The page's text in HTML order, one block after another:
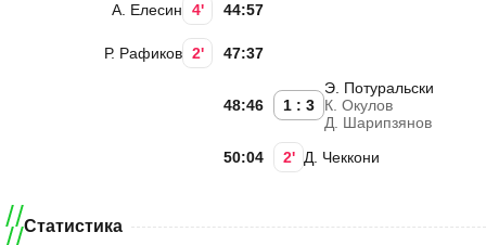
4'
А. Елесин 44:57
2'
Р. Рафиков 47:37
1 : 3
Э. Потуральски
К. Окулов
Д. Шарипзянов
48:46
2' Д. Чеккони
50:04
Статистика